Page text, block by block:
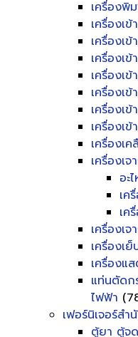
เครื่องพิ
เครื่องเ
เครื่องเ
เครื่องเ
เครื่องเข้
เครื่องเ
เครื่องเ
เครื่องเข้
เครื่องเ
เครื่องเจ
อะ
เค
เค
เครื่องเจ
เครื่องเ
เครื่องแ
แท่นตัดก
ไฟฟ้า
เฟอร์นิเจอร์สำ
ตู้ยา ตู้จ